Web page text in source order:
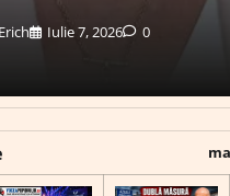
Iulie 7, 2026 0